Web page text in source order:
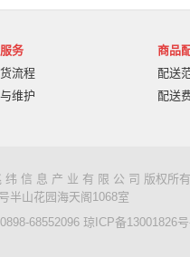
务
流程
维护
商品
配送
配送
纬 信 息 产 业 有 限 公 司 版权所
半山花园海天阁1068室
68552096 琼ICP备13001826